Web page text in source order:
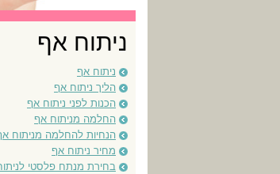
ניתוח אף
ניתוח אף
הליך ניתוח אף
הכנות לפני ניתוח אף
החלמה מניתוח אף
הנחיות להחלמה מניתוח
מחיר ניתוח אף
בחירת מנתח פלסטי